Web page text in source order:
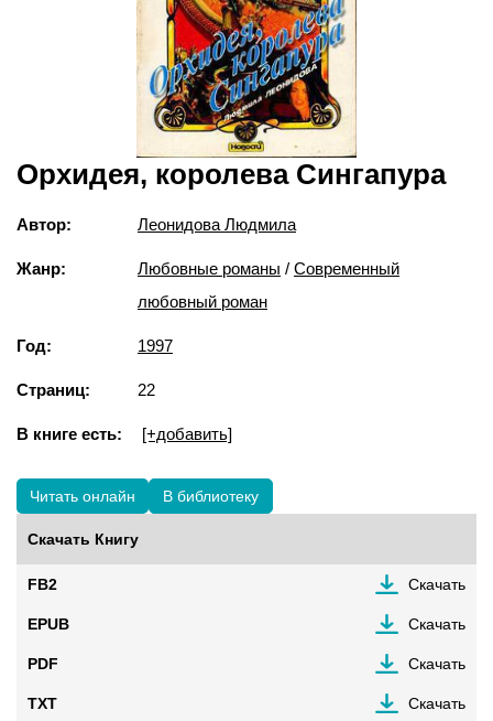
Орхидея, королева Сингапура
Автор: Леонидова Людмила
Жанр: Любовные романы / Современный
любовный роман
Год: 1997
Страниц: 22
В книге есть: [+добавить]
Читать онлайн В библиотеку
Скачать Книгу
FB2 Скачать
EPUB Скачать
PDF Скачать
TXT Скачать